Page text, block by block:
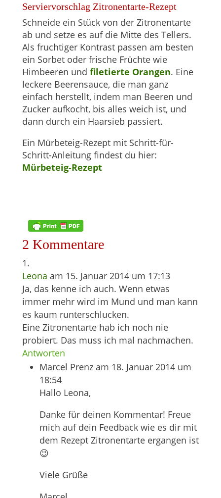
Serviervorschlag Zitronentarte-Rezept
Schneide ein Stück von der Zitronentarte
ab und setze es auf die Mitte des Tellers.
Als fruchtiger Kontrast passen am besten
ein Sorbet oder frische Früchte wie
Himbeeren und filetierte Orangen. Eine
leckere Beerensauce, die man ganz
einfach herstellt, indem man Beeren und
Zucker aufkocht, bis alles weich ist, und
dann durch ein Haarsieb passiert.
Ein Mürbeteig-Rezept mit Schritt-für-
Schritt-Anleitung findest du hier:
Mürbeteig-Rezept
2 Kommentare
Leona am 15. Januar 2014 um 17:13
Ja, das kenne ich auch. Wenn etwas
immer mehr wird im Mund und man kann
es kaum runterschlucken.
Eine Zitronentarte hab ich noch nie
probiert. Das muss ich mal nachmachen.
Antworten
Marcel Prenz am 18. Januar 2014 um
18:54
Hallo Leona,
Danke für deinen Kommentar! Freue
mich auf dein Feedback wie es dir mit
dem Rezept Zitronentarte ergangen ist
😉
Viele Grüße